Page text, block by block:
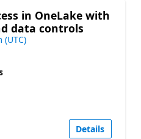
in OneLake with
data controls
Details